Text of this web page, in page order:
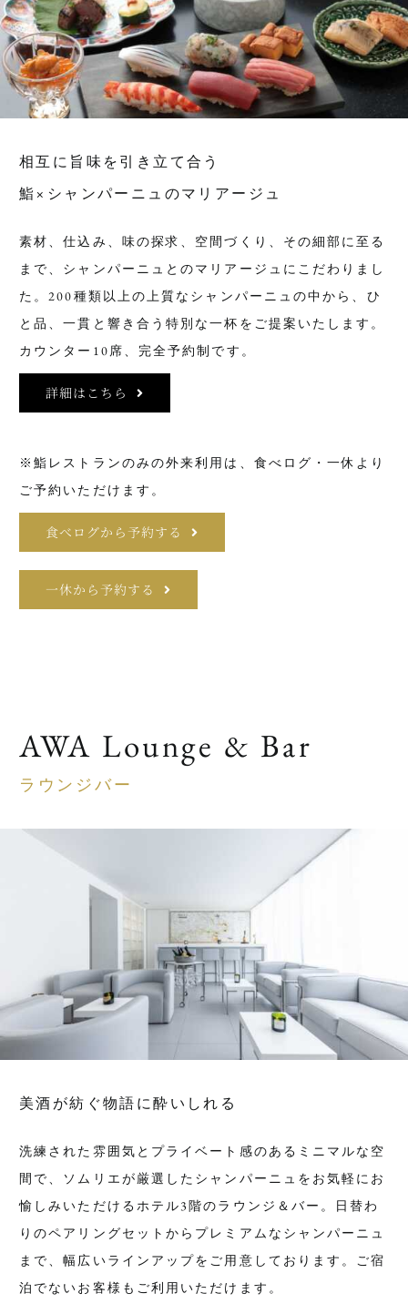
相互に旨味を引き立て合う
鮨×シャンパーニュのマリアージュ
素材、仕込み、味の探求、空間づくり、その細部に至る
まで、シャンパーニュとのマリアージュにこだわりまし
た。200種類以上の上質なシャンパーニュの中から、ひ
と品、一貫と響き合う特別な一杯をご提案いたします。
カウンター10席、完全予約制です。
詳細はこちら
※鮨レストランのみの外来利用は、食べログ・一休より
ご予約いただけます。
食べログから予約する
一休から予約する
AWA Lounge & Bar
ラウンジバー
美酒が紡ぐ物語に酔いしれる
洗練された雰囲気とプライベート感のあるミニマルな空
間で、ソムリエが厳選したシャンパーニュをお気軽にお
愉しみいただけるホテル3階のラウンジ＆バー。日替わ
りのペアリングセットからプレミアムなシャンパーニュ
まで、幅広いラインアップをご用意しております。ご宿
泊でないお客様もご利用いただけます。